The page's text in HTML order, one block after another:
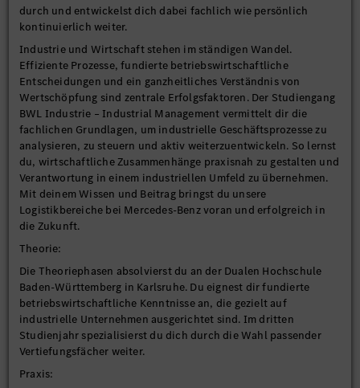
durch und entwickelst dich dabei fachlich wie persönlich
kontinuierlich weiter.
Industrie und Wirtschaft stehen im ständigen Wandel.
Effiziente Prozesse, fundierte betriebswirtschaftliche
Entscheidungen und ein ganzheitliches Verständnis von
Wertschöpfung sind zentrale Erfolgsfaktoren. Der Studiengang
BWL Industrie – Industrial Management vermittelt dir die
fachlichen Grundlagen, um industrielle Geschäftsprozesse zu
analysieren, zu steuern und aktiv weiterzuentwickeln. So lernst
du, wirtschaftliche Zusammenhänge praxisnah zu gestalten und
Verantwortung in einem industriellen Umfeld zu übernehmen.
Mit deinem Wissen und Beitrag bringst du unsere
Logistikbereiche bei Mercedes-Benz voran und erfolgreich in
die Zukunft.
Theorie:
Die Theoriephasen absolvierst du an der Dualen Hochschule
Baden-Württemberg in Karlsruhe. Du eignest dir fundierte
betriebswirtschaftliche Kenntnisse an, die gezielt auf
industrielle Unternehmen ausgerichtet sind. Im dritten
Studienjahr spezialisierst du dich durch die Wahl passender
Vertiefungsfächer weiter.
Praxis: